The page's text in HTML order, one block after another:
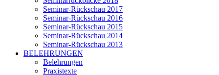
Seminar-Rückschau 2017
Seminar-Rückschau 2016
Seminar-Rückschau 2015
Seminar-Rückschau 2014
Seminar-Rückschau 2013
BELEHRUNGEN
Belehrungen
Praxistexte